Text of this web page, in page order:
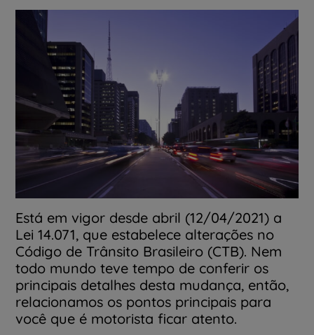
Está em vigor desde abril (12/04/2021) a
Lei 14.071, que estabelece alterações no
Código de Trânsito Brasileiro (CTB). Nem
todo mundo teve tempo de conferir os
principais detalhes desta mudança, então,
relacionamos os pontos principais para
você que é motorista ficar atento.